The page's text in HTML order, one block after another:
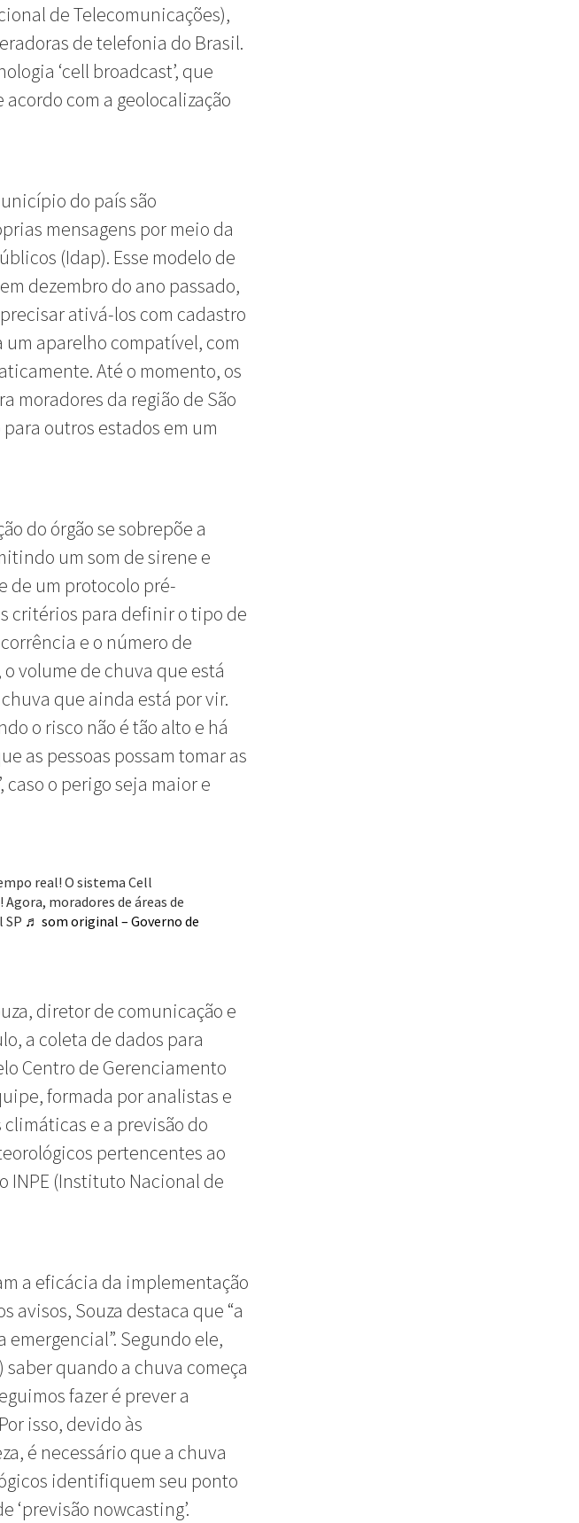
de Telecomunicações),
de telefonia do Brasil.
‘cell broadcast’, que
com a geolocalização
do país são
mensagens por meio da
(Idap). Esse modelo de
dezembro do ano passado,
ativá-los com cadastro
aparelho compatível, com
Até o momento, os
moradores da região de São
outros estados em um
do órgão se sobrepõe a
um som de sirene e
de um protocolo pré-
critérios para definir o tipo de
e o número de
volume de chuva que está
que ainda está por vir.
o risco não é tão alto e há
as pessoas possam tomar as
caso o perigo seja maior e
real! O sistema Cell
moradores de áreas de
SP ♬ som original – Governo de
diretor de comunicação e
a coleta de dados para
Centro de Gerenciamento
formada por analistas e
e a previsão do
pertencentes ao
INPE (Instituto Nacional de
a eficácia da implementação
avisos, Souza destaca que “a
Segundo ele,
saber quando a chuva começa
fazer é prever a
isso, devido às
é necessário que a chuva
identifiquem seu ponto
‘previsão nowcasting’.